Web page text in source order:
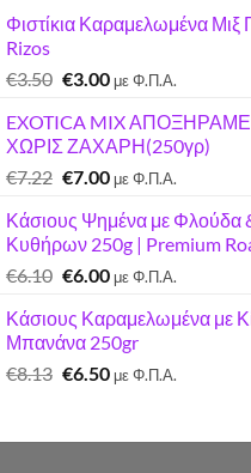
Φιστίκια Καραμελωμένα
Rizos
€3.50 Original
was:
€3.50.
€3.00Η
τιμή
είναι:
€3.00.
με Φ.Π.Α.
EXOTICA MIX
ΧΩΡΙΣ ΖΑΧΑΡΗ(250γρ)
€7.22 Original
was:
€7.22.
€7.00Η
τιμή
είναι:
€7.00.
με Φ.Π.Α.
Κάσιους Ψημένα με Φλούδα
Κυθήρων 250g | Premium
€6.10 Original
was:
€6.10.
€6.00Η
τιμή
είναι:
€6.00.
με Φ.Π.Α.
Κάσιους Καραμελωμένα με
Μπανάνα 250gr
€8.13 Original
€8.13.
€6.50Η
είναι:
με Φ.Π.Α.